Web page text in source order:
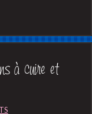
à cuire et